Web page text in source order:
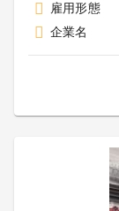
雇用形態
企業名